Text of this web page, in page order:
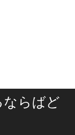
らばど